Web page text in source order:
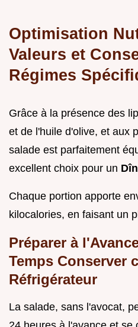
Optimisation
Valeurs et
Régimes
Grâce à la présence des
et de l'huile d'olive, et aux
salade est parfaitement
excellent choix pour un
Chaque portion apporte
kilocalories, en faisant un
Préparer à
Temps Conserver
Réfrigérateur
La salade, sans l'avocat,